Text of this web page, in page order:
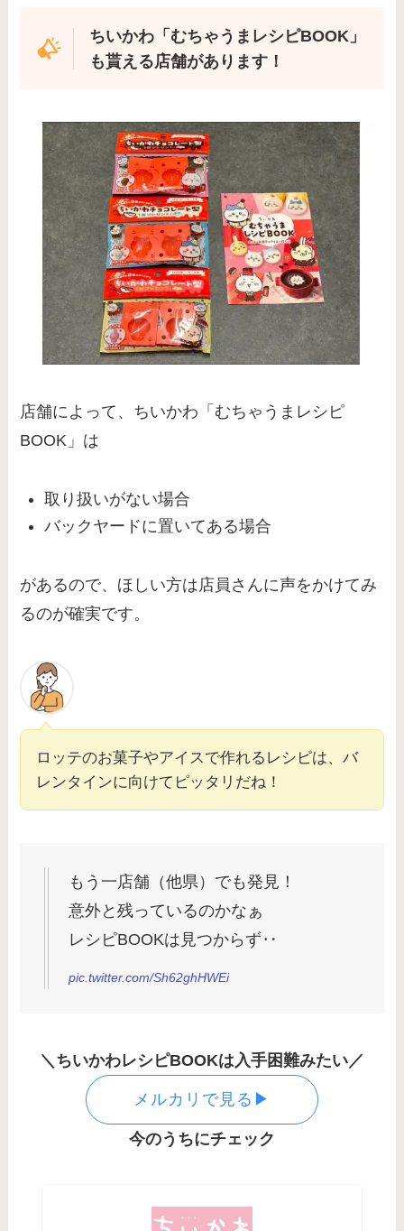
ちいかわ「むちゃうまレシピBOOK」
も貰える店舗があります！
店舗によって、ちいかわ「むちゃうまレシピ
BOOK」は
取り扱いがない場合
バックヤードに置いてある場合
があるので、ほしい方は店員さんに声をかけてみ
るのが確実です。
ロッテのお菓子やアイスで作れるレシピは、バ
レンタインに向けてピッタリだね！
もう一店舗（他県）でも発見！
意外と残っているのかなぁ
レシピBOOKは見つからず‥
pic.twitter.com/Sh62ghHWEi
＼ちいかわレシピBOOKは入手困難みたい／
メルカリで見る▶︎
今のうちにチェック